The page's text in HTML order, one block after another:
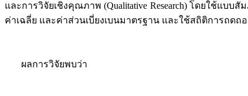
และการวิจัยเชิงคุณภาพ (Qualitative Research) โดยใช้แ
ค่าเฉลี่ย และค่าส่วนเบี่ยงเบนมาตรฐาน และใช้สถิติการถด
ผลการวิจัยพบว่า